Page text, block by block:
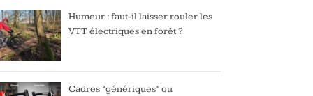
Humeur : faut-il laisser rouler les
VTT électriques en forêt ?
Cadres “génériques” ou